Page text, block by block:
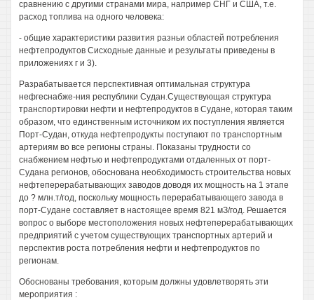
сравнению с другими странами мира, например СНГ и США, т.е.
расход топлива на одного человека:
- общие характеристики развития разньи областей потребления
нефтепродуктов Сисходные данные и результаты приведены в
приложениях г и 3).
Разрабатывается перспективная оптимальная структура
нефгеснабже-ния республики Судан.Существующая структура
транспортировки нефти и нефтепродуктов в Судане, которая таким
образом, что единственным источником их поступления является
Порт-Судан, откуда нефтепродукты поступают по транспортным
артериям во все регионы страны. Показаны трудности со
снабжением нефтью и нефтепродуктами отдаленных от порт-
Судана регионов, обоснована необходимость строительства новых
нефтеперерабатывающих заводов доводя их мощность на 1 этапе
до ? млн.т/год, поскольку мощность перерабатывающего завода в
порт-Судане составляет в настоящее время 821 мЗ/год. Решается
вопрос о выборе местоположения новых нефтеперерабатывающих
предприятий с учетом существующих транспортных артерий и
перспектив роста потребления нефти и нефтепродуктов по
регионам.
Обоснованы требования, которым должны удовлетворять эти
мероприятия :